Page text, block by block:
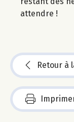
attendre !
Retour à